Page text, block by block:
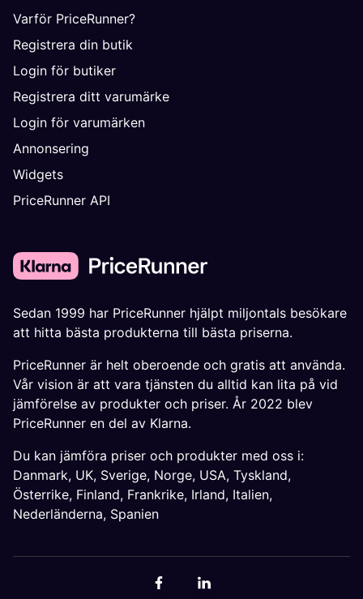
Varför PriceRunner?
Registrera din butik
Login för butiker
Registrera ditt varumärke
Login för varumärken
Annonsering
Widgets
PriceRunner API
Sedan 1999 har PriceRunner hjälpt miljontals besökare
att hitta bästa produkterna till bästa priserna.
PriceRunner är helt oberoende och gratis att använda.
Vår vision är att vara tjänsten du alltid kan lita på vid
jämförelse av produkter och priser. År 2022 blev
PriceRunner en del av Klarna.
Du kan jämföra priser och produkter med oss i:
Danmark, UK, Sverige, Norge, USA, Tyskland,
Österrike, Finland, Frankrike, Irland, Italien,
Nederländerna, Spanien